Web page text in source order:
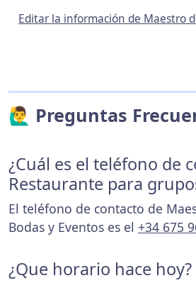
Editar la información de Maestro
🙋‍♂️ Preguntas
¿Cuál es el teléfono de
Restaurante para
El teléfono de contacto de
Bodas y Eventos es el +34 675
¿Que horario hace hoy?